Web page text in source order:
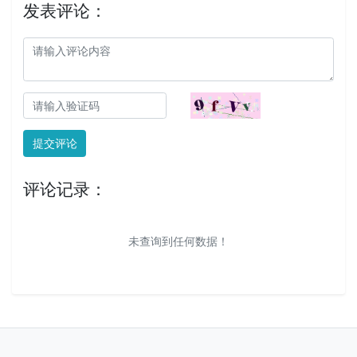
发表评论：
提交评论
评论记录：
未查询到任何数据！